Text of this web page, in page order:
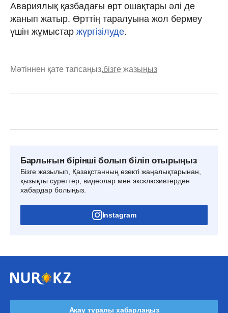
Авариялық қазбадағы өрт ошақтары әлі де
жанып жатыр. Өрттің таралуына жол бермеу
үшін жұмыстар жүргізілуде.
Мәтіннен қате тапсаңыз,бізге жазыңыз
Барлығын бірінші болып біліп отырыңыз
Бізге жазылып, Қазақстанның өзекті жаңалықтарынан,
қызықты суреттер, видеолар мен эксклюзивтерден
хабардар болыңыз.
Instagram
Ақау туралы хабарлаңыз